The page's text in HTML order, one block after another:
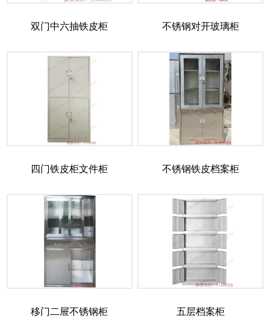
双门中六抽铁皮柜 不锈钢对开玻璃柜
四门铁皮柜文件柜 不锈钢铁皮档案柜
移门二屉不锈钢柜 五层档案柜